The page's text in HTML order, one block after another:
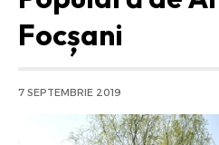
Focșani
7 SEPTEMBRIE 2019